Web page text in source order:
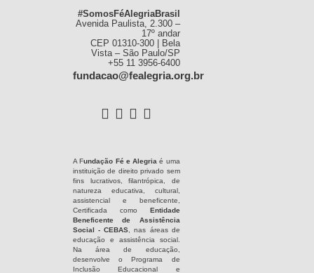
#SomosFéAlegriaBrasil
Avenida Paulista, 2.300 –
17º andar
CEP 01310-300 | Bela
Vista – São Paulo/SP
+55 11 3956-6400
fundacao@fealegria.org.br
A Fundação Fé e Alegria é uma
instituição de direito privado sem
fins lucrativos, filantrópica, de
natureza educativa, cultural,
assistencial e beneficente,
Certificada como Entidade
Beneficente de Assistência
Social - CEBAS , nas áreas de
educação e assistência social.
Na área de educação,
desenvolve o Programa de
Inclusão Educacional e